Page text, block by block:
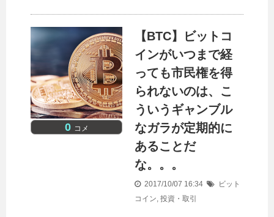
0 コメ
【BTC】ビットコ
インがいつまで経
っても市民権を得
られないのは、こ
ういうギャンブル
なガラが定期的に
あることだ
な。。。
2017/10/07 16:34
ビット
コイン, 投資・取引